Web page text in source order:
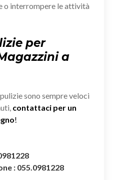
o interrompere le attività
per
a
sono sempre veloci
contattaci per un
!
: 055.0981228